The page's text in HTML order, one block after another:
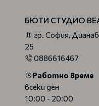
БЮТИ СТУДИО
гр. София,
25
0886616467
Работно време
всеки ден
10:00 - 20:00